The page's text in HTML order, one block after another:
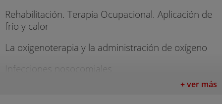
Rehabilitación. Terapia Ocupacional. Aplicación de
frío y calor
La oxigenoterapia y la administración de oxígeno
Infecciones nosocomiales
+ ver más